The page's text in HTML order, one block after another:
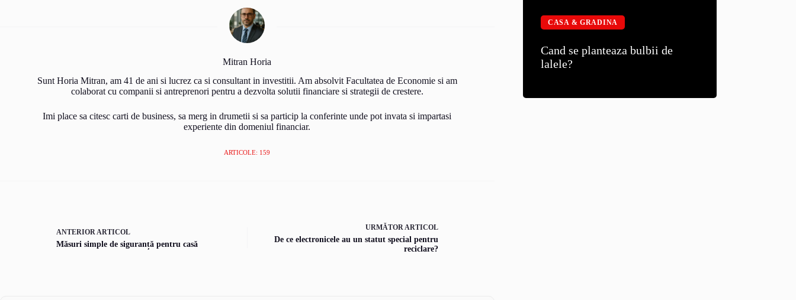
Mitran Horia
Sunt Horia Mitran, am 41 de ani si lucrez ca si consultant in investitii. Am absolvit Facultatea de Economie si am
colaborat cu companii si antreprenori pentru a dezvolta solutii financiare si strategii de crestere.
Imi place sa citesc carti de business, sa merg in drumetii si sa particip la conferinte unde pot invata si impartasi
experiente din domeniul financiar.
ARTICOLE: 159
ANTERIORARTICOL
Măsuri simple de siguranță pentru casă
URMĂTORARTICOL
De ce electronicele au un statut special pentru
reciclare?
CASA & GRADINA
Cand se planteaza bulbii de
lalele?